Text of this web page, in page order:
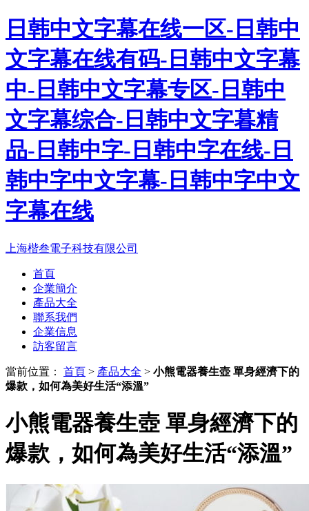
日韩中文字幕在线一区-日韩中
文字幕在线有码-日韩中文字幕
中-日韩中文字幕专区-日韩中
文字幕综合-日韩中文字暮精
品-日韩中字-日韩中字在线-日
韩中字中文字幕-日韩中字中文
字幕在线
上海楷叁電子科技有限公司
首頁
企業簡介
產品大全
聯系我們
企業信息
訪客留言
當前位置： 首頁 > 產品大全 > 小熊電器養生壺 單身經濟下的
爆款，如何為美好生活“添溫”
小熊電器養生壺 單身經濟下的
爆款，如何為美好生活“添溫”